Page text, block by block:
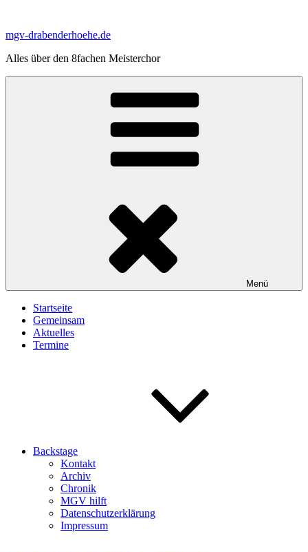
springen
mgv-drabenderhoehe.de
Alles über den 8fachen Meisterchor
Menü
Startseite
Gemeinsam
Aktuelles
Termine
Backstage
Kontakt
Archiv
Chronik
MGV hilft
Datenschutzerklärung
Impressum